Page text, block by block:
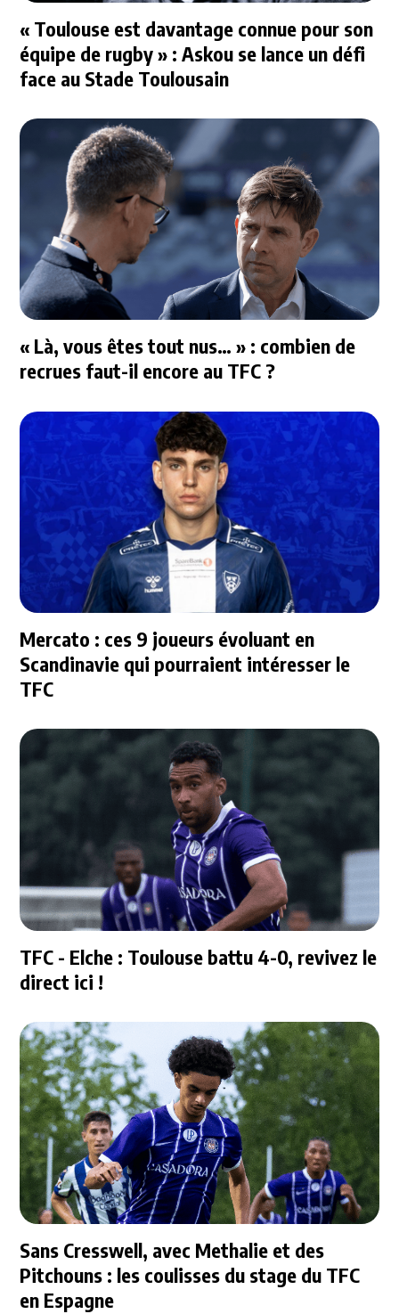
« Toulouse est davantage connue pour son
équipe de rugby » : Askou se lance un défi
face au Stade Toulousain
« Là, vous êtes tout nus… » : combien de
recrues faut-il encore au TFC ?
Mercato : ces 9 joueurs évoluant en
Scandinavie qui pourraient intéresser le
TFC
TFC - Elche : Toulouse battu 4-0, revivez le
direct ici !
Sans Cresswell, avec Methalie et des
Pitchouns : les coulisses du stage du TFC
en Espagne